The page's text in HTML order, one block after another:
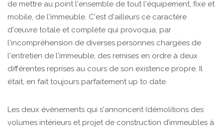
de mettre au point l'ensemble de tout l'équipement, fixe et
mobile, de l'immeuble. C'est d'ailleurs ce caractère
d'œuvre totale et complète qui provoqua, par
l'incompréhension de diverses personnes chargées de
l'entretien de l'immeuble, des remises en ordre à deux
différentes reprises au cours de son existence propre. Il
était, en fait toujours parfaitement up to date.
Les deux évènements qui s'annoncent (démolitions des
volumes intérieurs et projet de construction d’immeubles à